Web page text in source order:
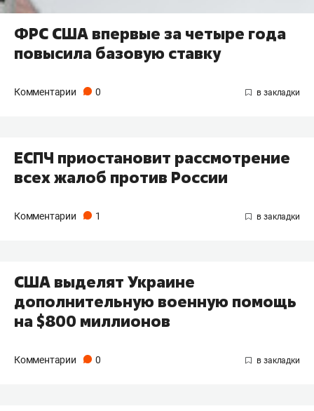
ФРС США впервые за четыре года
повысила базовую ставку
Комментарии 0
ЕСПЧ приостановит рассмотрение
всех жалоб против России
Комментарии 1
США выделят Украине
дополнительную военную помощь
на $800 миллионов
Комментарии 0